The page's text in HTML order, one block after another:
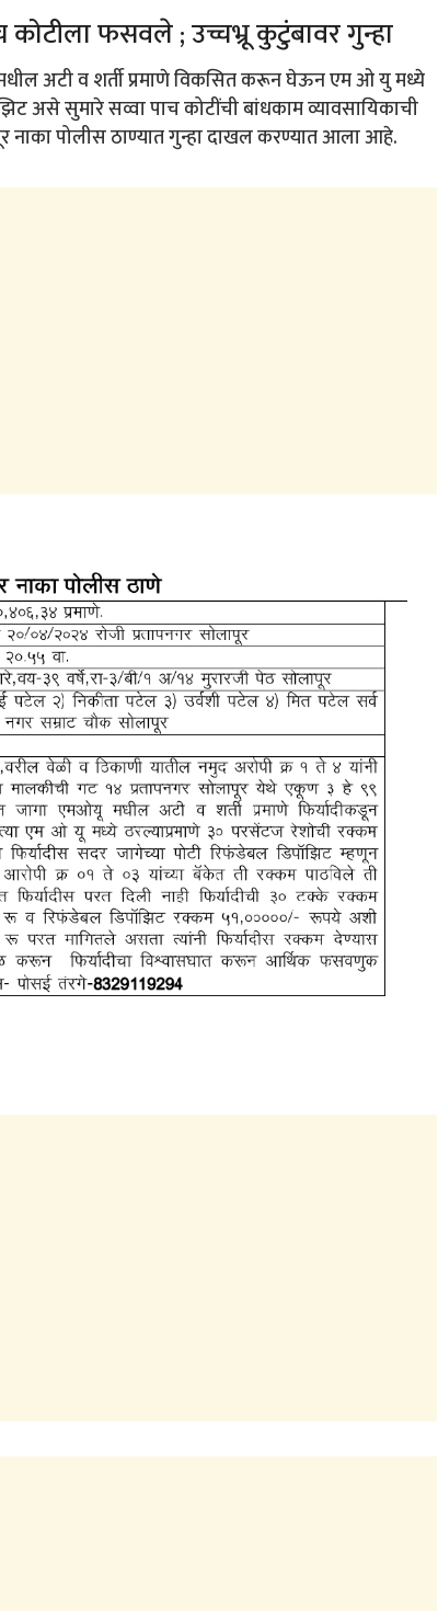
कोटीला फसवले ; उच्चभ्रू कुटुंबावर गुन्हा
अटी व शर्ती प्रमाणे विकसित करून घेऊन एम ओ यु मध्ये
असे सुमारे सव्वा पाच कोटींची बांधकाम व्यावसायिकाची
पोलीस ठाण्यात गुन्हा दाखल करण्यात आला आहे.